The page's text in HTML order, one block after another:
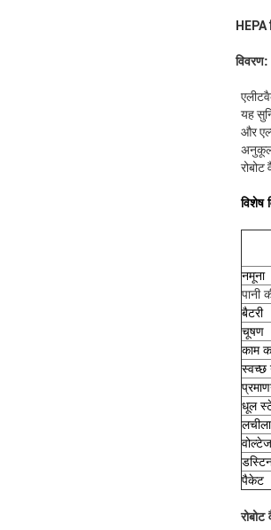
HEPA
विवरण:
यह
और
विशेष
नमूना
पानी
बैटरी
चूषण
काम
स्वच्छ
धूल
वोल्टेज
पैकेट